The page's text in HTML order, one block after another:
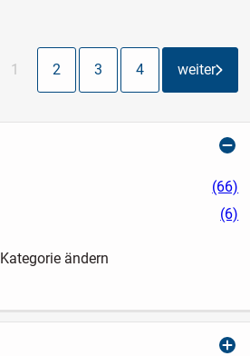
1 2 3 4 weiter
(66)
(6)
Kategorie ändern